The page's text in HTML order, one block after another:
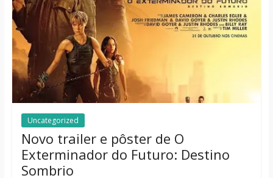
Uncategorized
Novo trailer e pôster de O
Exterminador do Futuro: Destino
Sombrio